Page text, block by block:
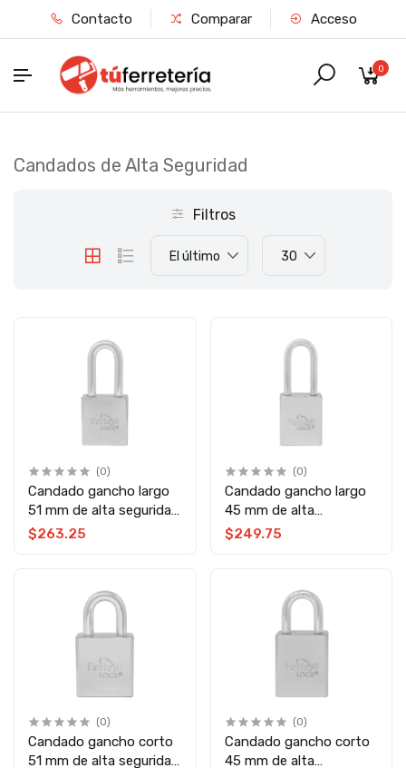
Contacto Comparar Acceso
0
Candados de Alta Seguridad
Filtros
El último 30
(0)
Candado gancho largo
51 mm de alta seguridad
5101 Feiteli
$263.25
(0)
Candado gancho largo
45 mm de alta
seguridad 4501 Feiteli
$249.75
(0)
Candado gancho corto
51 mm de alta seguridad
(0)
Candado gancho corto
45 mm de alta